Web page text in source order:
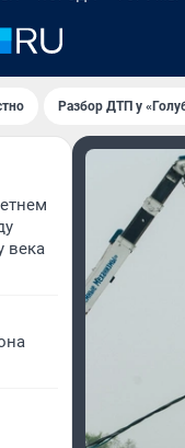
Разбор ДТП у
века